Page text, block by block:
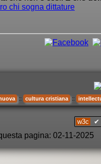
chi sogna dittature
:: cultura cristiana ::
w3c ✔
pagina: 02-11-2025